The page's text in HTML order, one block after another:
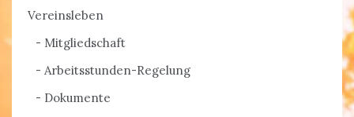
Vereinsleben
Mitgliedschaft
Arbeitsstunden-Regelung
Dokumente